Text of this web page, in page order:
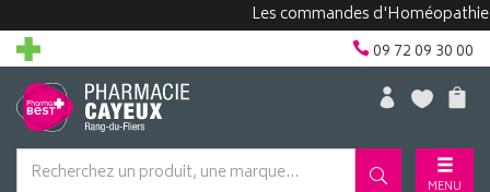
Les commandes d'Homéopathie
09 72 09 30 00
MENU